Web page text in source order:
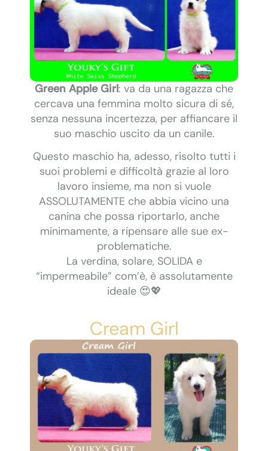
Green Apple Girl: va da una ragazza che
cercava una femmina molto sicura di sé,
senza nessuna incertezza, per affiancare il
suo maschio uscito da un canile.
Questo maschio ha, adesso, risolto tutti i
suoi problemi e difficoltà grazie al loro
lavoro insieme, ma non si vuole
ASSOLUTAMENTE che abbia vicino una
canina che possa riportarlo, anche
minimamente, a ripensare alle sue ex-
problematiche.
La verdina, solare, SOLIDA e
“impermeabile” com’è, è assolutamente
ideale 😍💖
Cream Girl